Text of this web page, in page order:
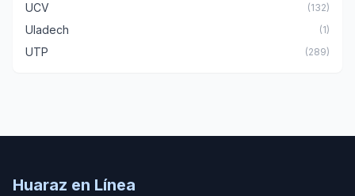
UCV (132)
Uladech (1)
UTP (289)
Huaraz en Línea